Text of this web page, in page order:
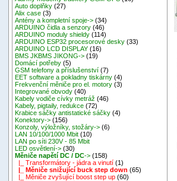
Auto doplňky (27)
Alix case (3)
Antény a kompletní spoje-> (34)
ARDUINO čidla a senzory (46)
ARDUINO moduly shieldy (114)
ARDUINO ESP32 procesorové desky (33)
ARDUINO LCD DISPLAY (16)
BMS JKBMS JIKONG-> (19)
Domácí potřeby (5)
GSM telefony a příslušenství (7)
EET software a pokladny tiskárny (4)
Frekvenční měniče pro el. motory (3)
Integrované obvody (40)
Kabely vodiče cívky metráž (46)
Kabely, pigtaily, redukce (72)
Krabice sáčky antistatické sáčky (4)
Konektory-> (156)
Konzoly, výložníky, stožáry-> (6)
LAN 10/100/1000 Mbit (10)
LAN po síti 230V - 85 Mbit
LED osvětlení-> (30)
Měniče napětí DC / DC-> (158)
|_ Transformátory - jádra a vinutí (1)
|_ Měniče snižující buck step down (65)
|_ Měniče zvyšující boost step up (60)